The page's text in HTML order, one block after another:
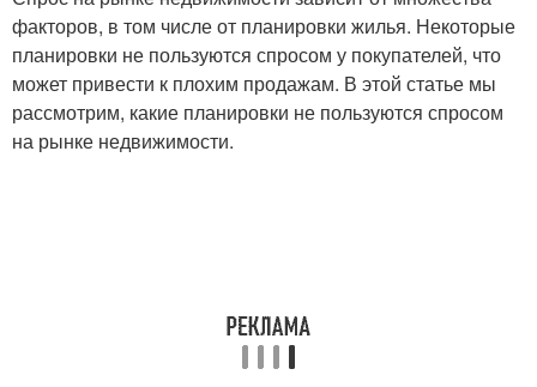
факторов, в том числе от планировки жилья. Некоторые
планировки не пользуются спросом у покупателей, что
может привести к плохим продажам. В этой статье мы
рассмотрим, какие планировки не пользуются спросом
на рынке недвижимости.